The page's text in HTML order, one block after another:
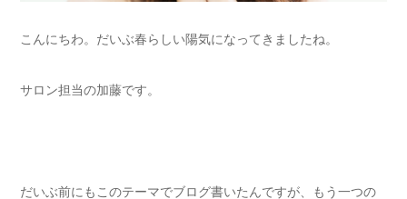
こんにちわ。だいぶ春らしい陽気になってきましたね。
サロン担当の加藤です。
だいぶ前にもこのテーマでブログ書いたんですが、もう一つの